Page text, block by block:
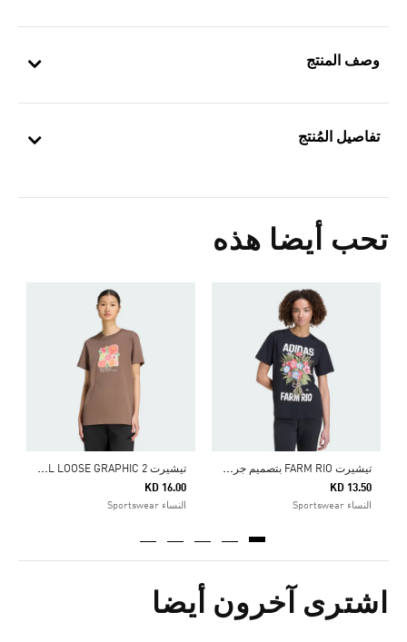
وصف المنتج
تفاصيل المُنتج
تحب أيضا هذه
ت
يشيرت FARM RIO بتصميم جرافيكي من أديداس
KD 13.50
النساء Sportswear
ت
يشيرت FLORAL LOOSE GRAPHIC 2
KD 16.00
النساء Sportswear
اشترى آخرون أيضا